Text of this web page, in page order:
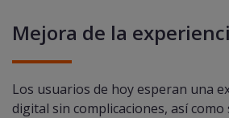
Mejora de la
Los usuarios de hoy esperan una
digital sin complicaciones, así como